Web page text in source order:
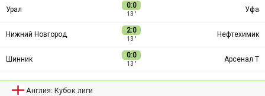
Урал 0:0
13 ′
Уфа
Нижний Новгород 2:0
13 ′
Нефтехимик
Шинник 0:0
13 ′
Арсенал Т
Англия: Кубок лиги